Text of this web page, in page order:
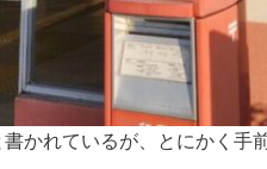
かれているが、とにかく手